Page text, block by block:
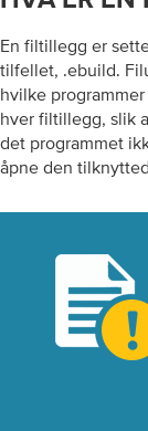
En filtillegg er
tilfellet, .ebuild.
hvilke
hver filtillegg, slik
det programmet
åpne den